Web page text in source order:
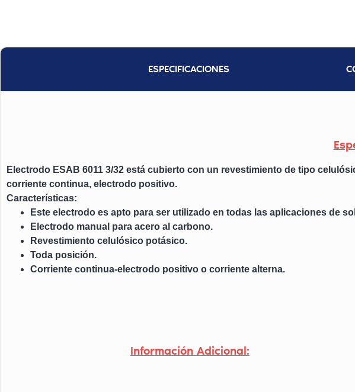
ESPECIFICACIONES
Electrodo ESAB 6011 3/32 está cubierto con un revestimiento de tipo
corriente continua, electrodo positivo.
Características:
Este electrodo es apto para ser utilizado en todas las aplicaciones de
Electrodo manual para acero al carbono.
Revestimiento celulósico potásico.
Toda posición.
Corriente continua-electrodo positivo o corriente alterna.
Información Adicional: